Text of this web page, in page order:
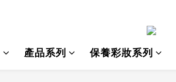
產品系列 保養彩妝系列